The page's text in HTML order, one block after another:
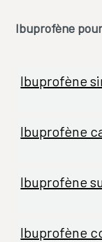
Ibuprofène
Ibuprofène
Ibuprofène
Ibuprofène
Ibuprofène